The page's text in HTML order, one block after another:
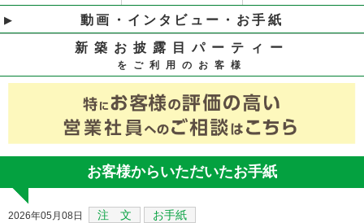
動画・インタビュー・お手紙
新築お披露目パーティー
をご利用のお客様
お客様からいただいたお手紙
2026年05月08日 注 文 お手紙